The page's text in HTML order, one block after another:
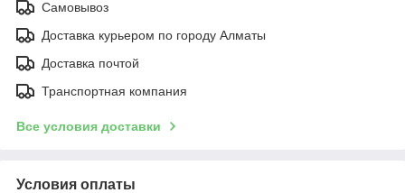
Самовывоз
Доставка курьером по городу Алматы
Доставка почтой
Транспортная компания
Все условия доставки
Условия оплаты